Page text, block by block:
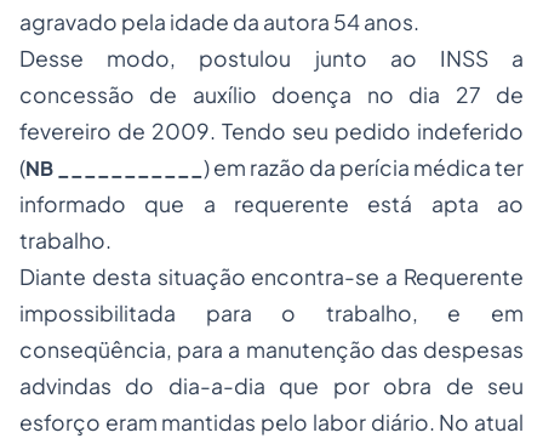
agravado pela idade da autora 54 anos.
Desse modo, postulou junto ao INSS a
concessão de auxílio doença no dia 27 de
fevereiro de 2009. Tendo seu pedido indeferido
(NB ___________ ) em razão da perícia médica ter
informado que a requerente está apta ao
trabalho.
Diante desta situação encontra-se a Requerente
impossibilitada para o trabalho, e em
conseqüência, para a manutenção das despesas
advindas do dia-a-dia que por obra de seu
esforço eram mantidas pelo labor diário. No atual